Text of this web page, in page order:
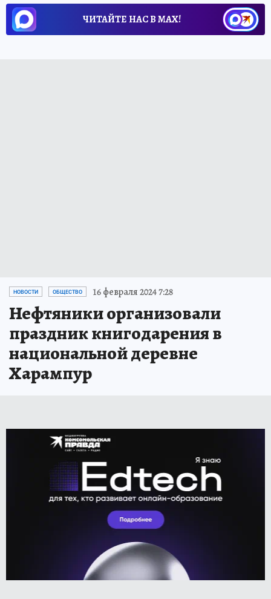
ЧИТАЙТЕ НАС В МАХ!
НОВОСТИ ОБЩЕСТВО 16 февраля 2024 7:28
Нефтяники организовали
праздник книгодарения в
национальной деревне
Харампур